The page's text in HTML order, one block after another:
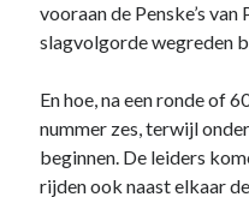
vooraan de Penske’s
slagvolgorde wegreden
En hoe, na een ronde of
nummer zes, terwijl
beginnen. De leiders
rijden ook naast elkaar